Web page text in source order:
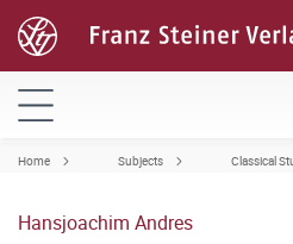
Home Subjects Classical
Hansjoachim Andres